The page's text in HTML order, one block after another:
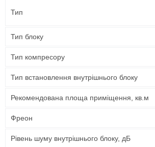
Тип
Тип блоку
Тип компресору
Тип встановлення внутрішнього блоку
Рекомендована площа приміщення, кв.м
Фреон
Рівень шуму внутрішнього блоку, дБ